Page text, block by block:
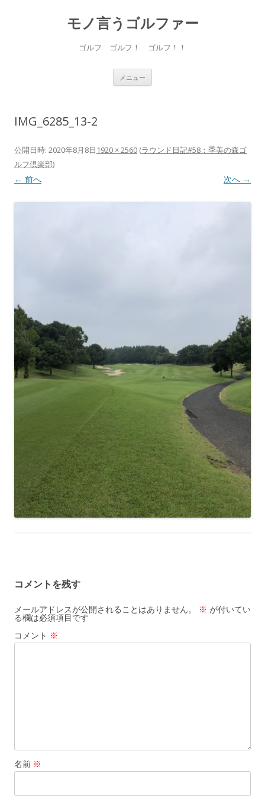
モノ言うゴルファー
ゴルフ ゴルフ！ ゴルフ！！
メニュー
プ
IMG_6285_13-2
公開日時: 2020年8月8日 1920 × 2560 (ラウンド日記#58：季美の森ゴ
ルフ倶楽部)
← 前へ 次へ →
コメントを残す
メールアドレスが公開されることはありません。 ※ が付いてい
る欄は必須項目です
コメント ※
名前 ※